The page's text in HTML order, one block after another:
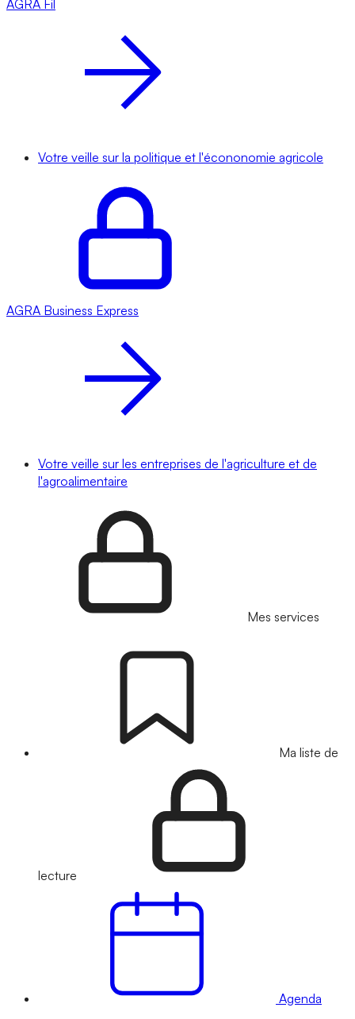
AGRA Fil
Votre veille sur la politique et l'écononomie agricole
AGRA Business Express
Votre veille sur les entreprises de l'agriculture et de
l'agroalimentaire
Mes services
Ma liste de
lecture
Agenda